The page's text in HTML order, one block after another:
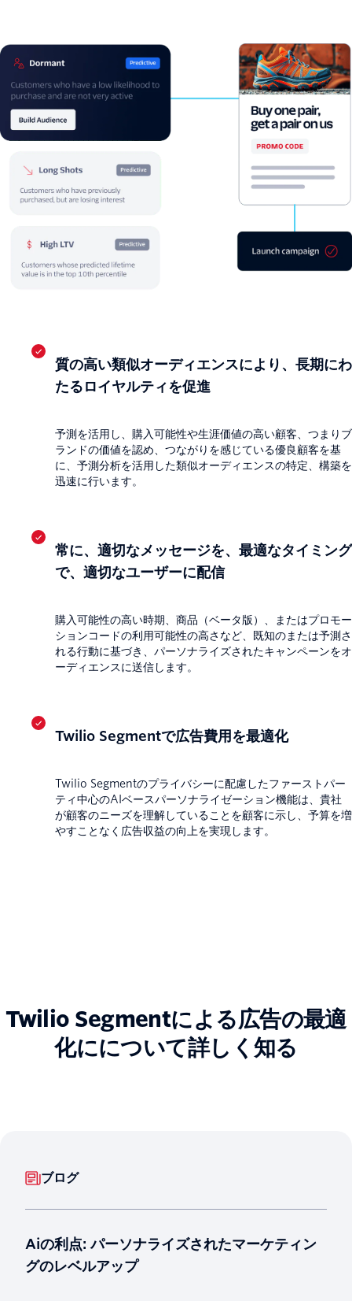
質の高い類似オーディエンスにより、長期にわ
たるロイヤルティを促進
予測を活用し、購入可能性や生涯価値の高い顧客、つまりブ
ランドの価値を認め、つながりを感じている優良顧客を基
に、予測分析を活用した類似オーディエンスの特定、構築を
迅速に行います。
常に、適切なメッセージを、最適なタイミング
で、適切なユーザーに配信
購入可能性の高い時期、商品（ベータ版）、またはプロモー
ションコードの利用可能性の高さなど、既知のまたは予測さ
れる行動に基づき、パーソナライズされたキャンペーンをオ
ーディエンスに送信します。
Twilio Segmentで広告費用を最適化
Twilio Segmentのプライバシーに配慮したファーストパー
ティ中心のAIベースパーソナライゼーション機能は、貴社
が顧客のニーズを理解していることを顧客に示し、予算を増
やすことなく広告収益の向上を実現します。
Twilio Segmentによる広告の最適
化にについて詳しく知る
ブログ
Aiの利点: パーソナライズされたマーケティン
グのレベルアップ